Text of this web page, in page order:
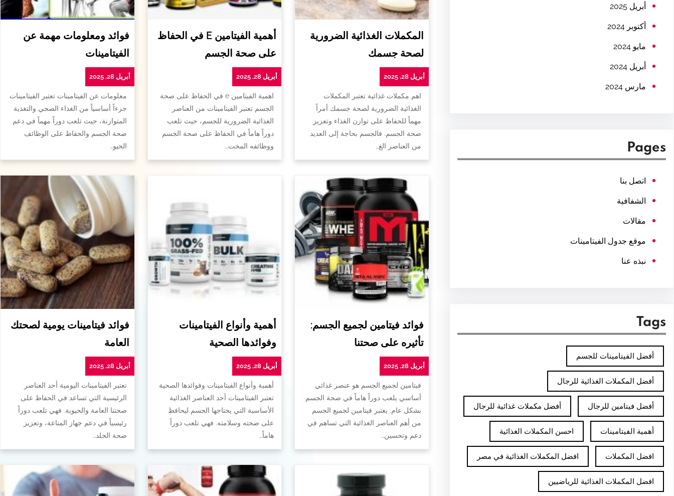
أبريل 2025
أكتوبر 2024
مايو 2024
أبريل 2024
مارس 2024
Pages
اتصل بنا
الشفافية
مقالات
موقع جدول الفيتامينات
نبذه عنا
Tags
أفضل الفيتامينات للجسم
أفضل المكملات الغذائية للرجال
أفضل فيتامين للرجال أفضل مكملات غذائية للرجال
أهمية الفيتامينات احسن المكملات الغذائية
افضل المكملات افضل المكملات الغذائية في مصر
افضل المكملات الغذائية للرياضيين
المكملات الغذائية الضرورية
لصحة جسمك
أبريل 28, 2025
اهم مكملات غذائية تعتبر المكملات
الغذائية الضرورية لصحة جسمك أمراً
مهماً للحفاظ على توازن الغذاء وتعزيز
صحة الجسم. فالجسم بحاجة إلى العديد
من العناصر الغ…
أهمية الفيتامين E في الحفاظ
على صحة الجسم
أبريل 28, 2025
اهمية الفيتامين e في الحفاظ على صحة
الجسم تعتبر الفيتامينات من العناصر
الغذائية الضرورية للجسم، حيث تلعب
دوراً هاماً في الحفاظ على صحة الجسم
ووظائفه المخت…
فوائد ومعلومات مهمة عن
الفيتامينات
أبريل 28, 2025
معلومات عن الفيتامينات تعتبر الفيتامينات
جزءاً أساسياً من الغذاء الصحي والتغذية
المتوازنة، حيث تلعب دوراً مهماً في دعم
صحة الجسم والحفاظ على الوظائف
الحيو…
فوائد فيتامين لجميع الجسم:
تأثيره على صحتنا
أبريل 28, 2025
فيتامين لجميع الجسم هو عنصر غذائي
أساسي يلعب دوراً هاماً في صحة الجسم
بشكل عام. يعتبر فيتامين لجميع الجسم
من أهم العناصر الغذائية التي تساهم في
دعم وتحسين…
أهمية وأنواع الفيتامينات
وفوائدها الصحية
أبريل 28, 2025
أهمية وأنواع الفيتامينات وفوائدها الصحية
تعتبر الفيتامينات أحد العناصر الغذائية
الأساسية التي يحتاجها الجسم ليحافظ
على صحته وسلامته. فهي تلعب دوراً
هاماً…
فوائد فيتامينات يومية لصحتك
العامة
أبريل 28, 2025
تعتبر الفيتامينات اليومية أحد العناصر
الرئيسية التي تساعد في الحفاظ على
صحتنا العامة والحيوية. فهي تلعب دوراً
رئيسياً في دعم جهاز المناعة، وتعزيز
صحة الجلد…